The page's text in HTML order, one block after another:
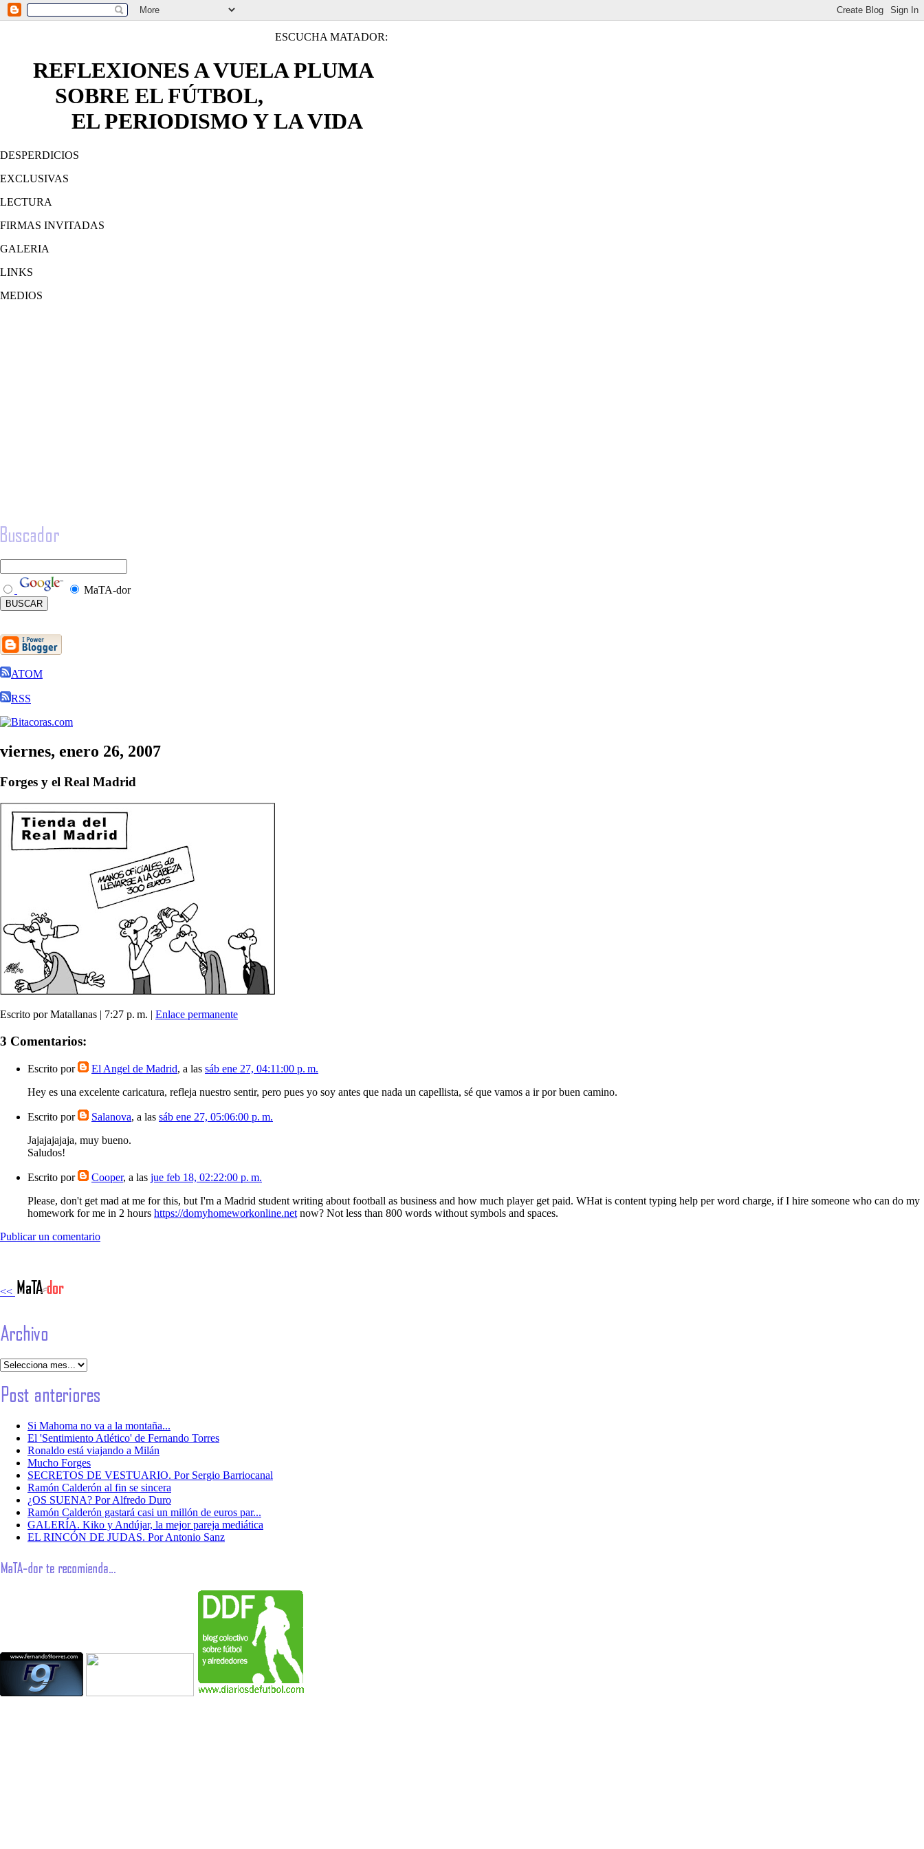
ESCUCHA MATADOR:
REFLEXIONES A VUELA PLUMA
SOBRE EL FÚTBOL,
EL PERIODISMO Y LA VIDA
DESPERDICIOS
EXCLUSIVAS
LECTURA
FIRMAS INVITADAS
GALERIA
LINKS
MEDIOS
MaTA-dor
ATOM
RSS
viernes, enero 26, 2007
Forges y el Real Madrid
Escrito por Matallanas | 7:27 p. m. | Enlace permanente
3 Comentarios:
Escrito por El Angel de Madrid, a las sáb ene 27, 04:11:00 p. m.
Hey es una excelente caricatura, refleja nuestro sentir, pero pues yo soy antes que nada un capellista, sé que vamos a ir por buen camino.
Escrito por Salanova, a las sáb ene 27, 05:06:00 p. m.
Jajajajajaja, muy bueno.
Saludos!
Escrito por Cooper, a las jue feb 18, 02:22:00 p. m.
Please, don't get mad at me for this, but I'm a Madrid student writing about football as business and how much player get paid. WHat is content typing help per word charge, if I hire someone who can do my
homework for me in 2 hours https://domyhomeworkonline.net now? Not less than 800 words without symbols and spaces.
Publicar un comentario
<<
Si Mahoma no va a la montaña...
El 'Sentimiento Atlético' de Fernando Torres
Ronaldo está viajando a Milán
Mucho Forges
SECRETOS DE VESTUARIO. Por Sergio Barriocanal
Ramón Calderón al fin se sincera
¿OS SUENA? Por Alfredo Duro
Ramón Calderón gastará casi un millón de euros par...
GALERÍA. Kiko y Andújar, la mejor pareja mediática
EL RINCÓN DE JUDAS. Por Antonio Sanz